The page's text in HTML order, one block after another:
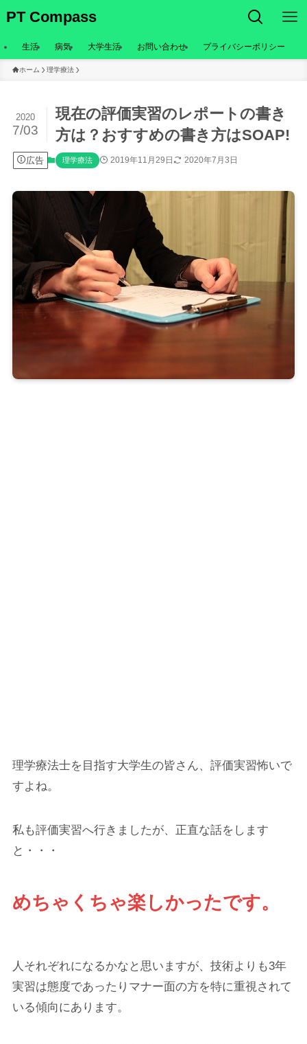
PT Compass
生活 病気 大学生活 お問い合わせ プライバシーポリシー
ホーム 理学療法
現在の評価実習のレポートの書き
方は？おすすめの書き方はSOAP!
2020
7/03
広告 理学療法 2019年11月29日 2020年7月3日
理学療法士を目指す大学生の皆さん、評価実習怖いで
すよね。
私も評価実習へ行きましたが、正直な話をします
と・・・
めちゃくちゃ楽しかったです。
人それぞれになるかなと思いますが、技術よりも3年
実習は態度であったりマナー面の方を特に重視されて
いる傾向にあります。